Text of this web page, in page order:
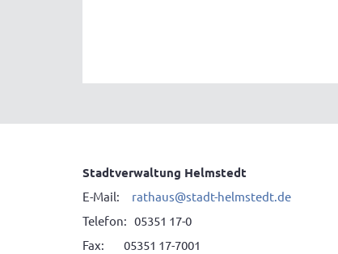
Stadtverwaltung Helmstedt
E-Mail: rathaus@stadt-helmstedt.de
Telefon: 05351 17-0
Fax: 05351 17-7001